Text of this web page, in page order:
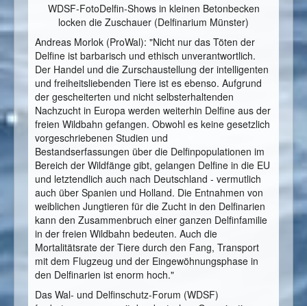
WDSF-FotoDelfin-Shows in kleinen Betonbecken
locken die Zuschauer (Delfinarium Münster)
Andreas Morlok (ProWal): "Nicht nur das Töten der
Delfine ist barbarisch und ethisch unverantwortlich.
Der Handel und die Zurschaustellung der intelligenten
und freiheitsliebenden Tiere ist es ebenso. Aufgrund
der gescheiterten und nicht selbsterhaltenden
Nachzucht in Europa werden weiterhin Delfine aus der
freien Wildbahn gefangen. Obwohl es keine gesetzlich
vorgeschriebenen Studien und
Bestandserfassungen über die Delfinpopulationen im
Bereich der Wildfänge gibt, gelangen Delfine in die EU
und letztendlich auch nach Deutschland - vermutlich
auch über Spanien und Holland. Die Entnahmen von
weiblichen Jungtieren für die Zucht in den Delfinarien
kann den Zusammenbruch einer ganzen Delfinfamilie
in der freien Wildbahn bedeuten. Auch die
Mortalitätsrate der Tiere durch den Fang, Transport
mit dem Flugzeug und der Eingewöhnungsphase in
den Delfinarien ist enorm hoch."
Das Wal- und Delfinschutz-Forum (WDSF)